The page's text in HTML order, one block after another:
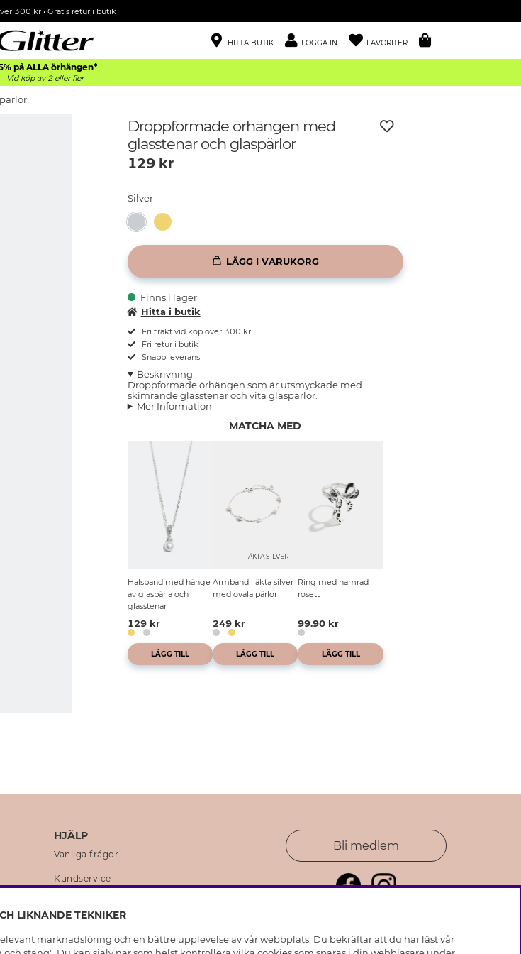
300 kr• Gratis retur i butik
HITTA BUTIK LOGGA IN FAVORITER
på ALLAörhängen*
Vid köp av 2 eller fler
Droppformade örhängen med
glasstenar och glaspärlor
129kr
Silver
LÄGG I VARUKORG
Finns i lager
Hitta i butik
Fri frakt vid köp över 300 kr
Fri retur i butik
Snabb leverans
Beskrivning
Droppformade örhängen som är utsmyckade med
skimrande glasstenar och vita glaspärlor.
Mer Information
MATCHA MED
Halsband med hänge
av glaspärla och
glasstenar
129 kr
LÄGG TILL
ÄKTA SILVER
Armband i äkta silver
med ovala pärlor
249 kr
LÄGG TILL
Ring med hamrad
rosett
99.90 kr
LÄGG TILL
HJÄLP
Vanliga frågor
Kundservice
Skötselråd skinnhandskar
Bli medlem
LIKNANDE TEKNIKER
marknadsföring och en bättre upplevelse av vår webbplats. Du bekräftar att du har läst vår